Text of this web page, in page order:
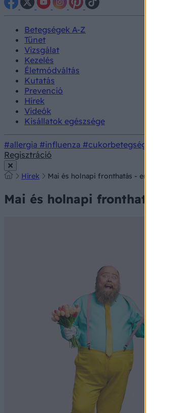
Betegségek A-Z
Tünet
Vizsgálat
Kezelés
Életmódváltás
Kutatás
Prevenció
Hírek
Videók
Kisállatok egészsége
#allergia #influenza #cukorbetegség
Regisztráció
Hírek Mai és holnapi fronthatás - erre
Mai és holnapi fronthatás -